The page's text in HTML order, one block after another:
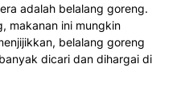
adalah belalang goreng.
makanan ini mungkin
belalang goreng
dicari dan dihargai di